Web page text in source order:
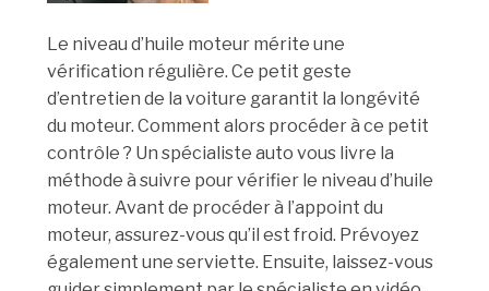
Le niveau d’huile moteur mérite une
vérification régulière. Ce petit geste
d’entretien de la voiture garantit la longévité
du moteur. Comment alors procéder à ce petit
contrôle ? Un spécialiste auto vous livre la
méthode à suivre pour vérifier le niveau d’huile
moteur. Avant de procéder à l’appoint du
moteur, assurez-vous qu’il est froid. Prévoyez
également une serviette. Ensuite, laissez-vous